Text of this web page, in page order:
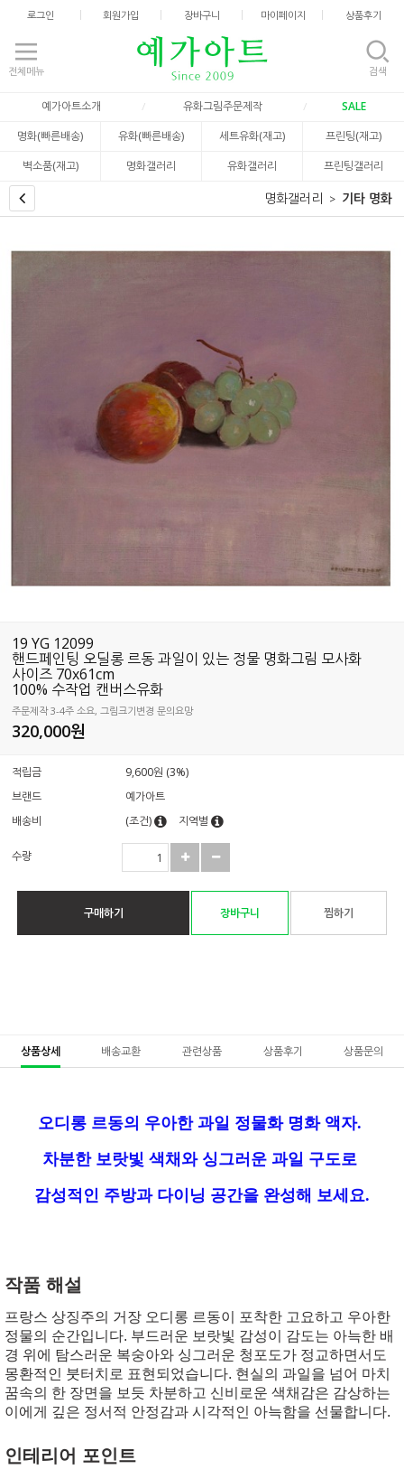
로그인 회원가입 장바구니 마이페이지 상품후기
전체메뉴 검색
예가아트소개 유화그림주문제작
SALE
명화(빠른배송)
유화(빠른배송) 세트유화(재고)
프린팅(재고)
벽소품(재고)
명화갤러리 유화갤러리 프린팅갤러리
명화갤러리 기타 명화
19 YG 12099
핸드페인팅 오딜롱 르동 과일이 있는 정물 명화그림 모사화
사이즈 70x61cm
100% 수작업 캔버스유화
주문제작 3-4주 소요, 그림크기변경 문의요망
320,000원
적립금
9,600원 (3%)
브랜드
예가아트
배송비
(조건) 지역별
수량
구매하기 장바구니 찜하기
상품상세 배송교환 관련상품 상품후기 상품문의
오디롱 르동의 우아한 과일 정물화 명화 액자.
차분한 보랏빛 색채와 싱그러운 과일 구도로
감성적인 주방과 다이닝 공간을 완성해 보세요.
작품 해설
프랑스 상징주의 거장 오디롱 르동이 포착한 고요하고 우아한
정물의 순간입니다. 부드러운 보랏빛 감성이 감도는 아늑한 배
경 위에 탐스러운 복숭아와 싱그러운 청포도가 정교하면서도
몽환적인 붓터치로 표현되었습니다. 현실의 과일을 넘어 마치
꿈속의 한 장면을 보듯 차분하고 신비로운 색채감은 감상하는
이에게 깊은 정서적 안정감과 시각적인 아늑함을 선물합니다.
인테리어 포인트